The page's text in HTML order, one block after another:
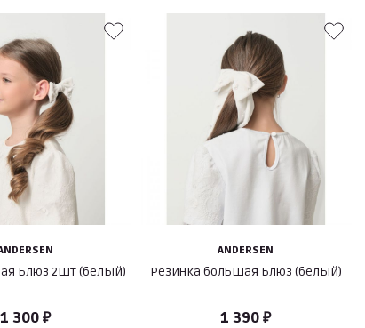
Блюз 2шт (белый)
1 300 ₽
ANDERSEN
Резинка большая Блюз (белый)
1 390 ₽